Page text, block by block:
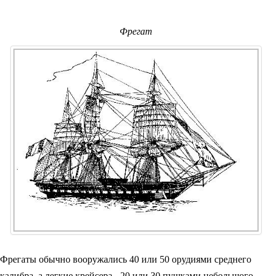
Фрегат
Фрегаты обычно вооружались 40 или 50 орудиями среднего